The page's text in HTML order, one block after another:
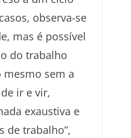
observa-se
mas é possível
do trabalho
mesmo sem a
ir e vir,
exaustiva e
de trabalho”,